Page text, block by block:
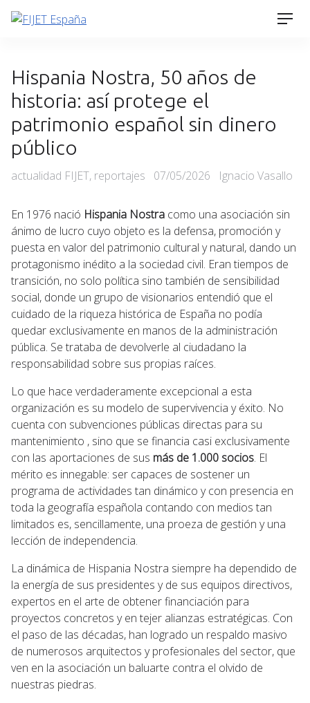
Skip
Hispania Nostra, 50 años de
historia: así protege el
patrimonio español sin dinero
público
Categories
actualidad FIJET, reportajes
Posted
07/05/2026 Ignacio Vasallo
En 1976 nació Hispania Nostra como una asociación sin
ánimo de lucro cuyo objeto es la defensa, promoción y
puesta en valor del patrimonio cultural y natural, dando un
protagonismo inédito a la sociedad civil. Eran tiempos de
transición, no solo política sino también de sensibilidad
social, donde un grupo de visionarios entendió que el
cuidado de la riqueza histórica de España no podía
quedar exclusivamente en manos de la administración
pública. Se trataba de devolverle al ciudadano la
responsabilidad sobre sus propias raíces.
Lo que hace verdaderamente excepcional a esta
organización es su modelo de supervivencia y éxito. No
cuenta con subvenciones públicas directas para su
mantenimiento , sino que se financia casi exclusivamente
con las aportaciones de sus más de 1.000 socios. El
mérito es innegable: ser capaces de sostener un
programa de actividades tan dinámico y con presencia en
toda la geografía española contando con medios tan
limitados es, sencillamente, una proeza de gestión y una
lección de independencia.
La dinámica de Hispania Nostra siempre ha dependido de
la energía de sus presidentes y de sus equipos directivos,
expertos en el arte de obtener financiación para
proyectos concretos y en tejer alianzas estratégicas. Con
el paso de las décadas, han logrado un respaldo masivo
de numerosos arquitectos y profesionales del sector, que
ven en la asociación un baluarte contra el olvido de
nuestras piedras.